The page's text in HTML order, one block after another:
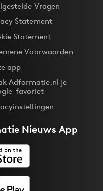
Vragen
Statement
Statement
Voorwaarden
app
Adformatie.nl je
favoriet
Nieuws App